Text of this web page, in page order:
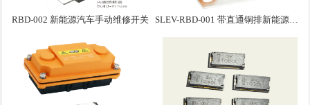
RBD-002 新能源汽车手动维修开关 SLEV-RBD-001 带直通铜排新能源汽车手动维修盒子